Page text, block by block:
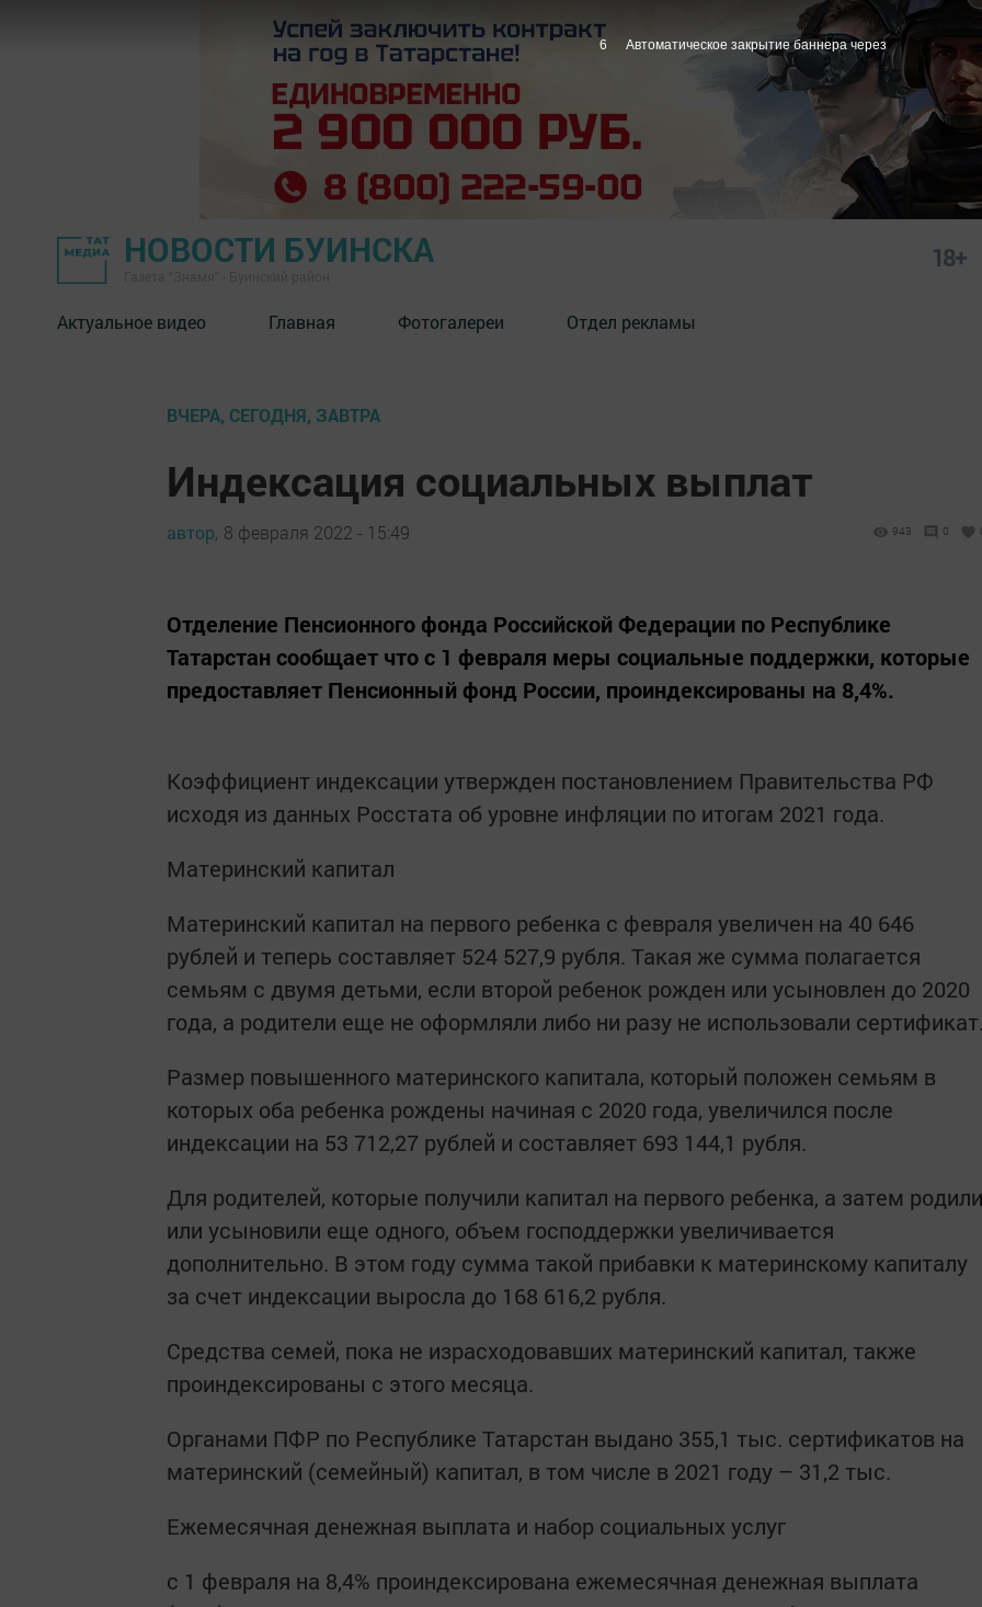
НОВОСТИ БУИНСКА 18+
Актуальное видео Главная Фотогалереи Отдел рекламы
ВЧЕРА, СЕГОДНЯ, ЗАВТРА
Индексация социальных выплат
автор, 8 февраля 2022 - 15:49 943 0
Отделение Пенсионного фонда Российской Федерации по Республике
Татарстан сообщает что с 1 февраля меры социальные поддержки, которые
предоставляет Пенсионный фонд России, проиндексированы на 8,4%.
Коэффициент индексации утвержден постановлением Правительства РФ
исходя из данных Росстата об уровне инфляции по итогам 2021 года.
Материнский капитал
Материнский капитал на первого ребенка с февраля увеличен на 40 646
рублей и теперь составляет 524 527,9 рубля. Такая же сумма полагается
семьям с двумя детьми, если второй ребенок рожден или усыновлен до 2020
года, а родители еще не оформляли либо ни разу не использовали
Размер повышенного материнского капитала, который положен семьям в
которых оба ребенка рождены начиная с 2020 года, увеличился после
индексации на 53 712,27 рублей и составляет 693 144,1 рубля.
Для родителей, которые получили капитал на первого ребенка, а затем родили
или усыновили еще одного, объем господдержки увеличивается
дополнительно. В этом году сумма такой прибавки к материнскому капиталу
за счет индексации выросла до 168 616,2 рубля.
Средства семей, пока не израсходовавших материнский капитал, также
проиндексированы с этого месяца.
Органами ПФР по Республике Татарстан выдано 355,1 тыс. сертификатов на
материнский (семейный) капитал, в том числе в 2021 году – 31,2 тыс.
Ежемесячная денежная выплата и набор социальных услуг
с 1 февраля на 8,4% проиндексирована ежемесячная денежная выплата
5 Автоматическое закрытие баннера через